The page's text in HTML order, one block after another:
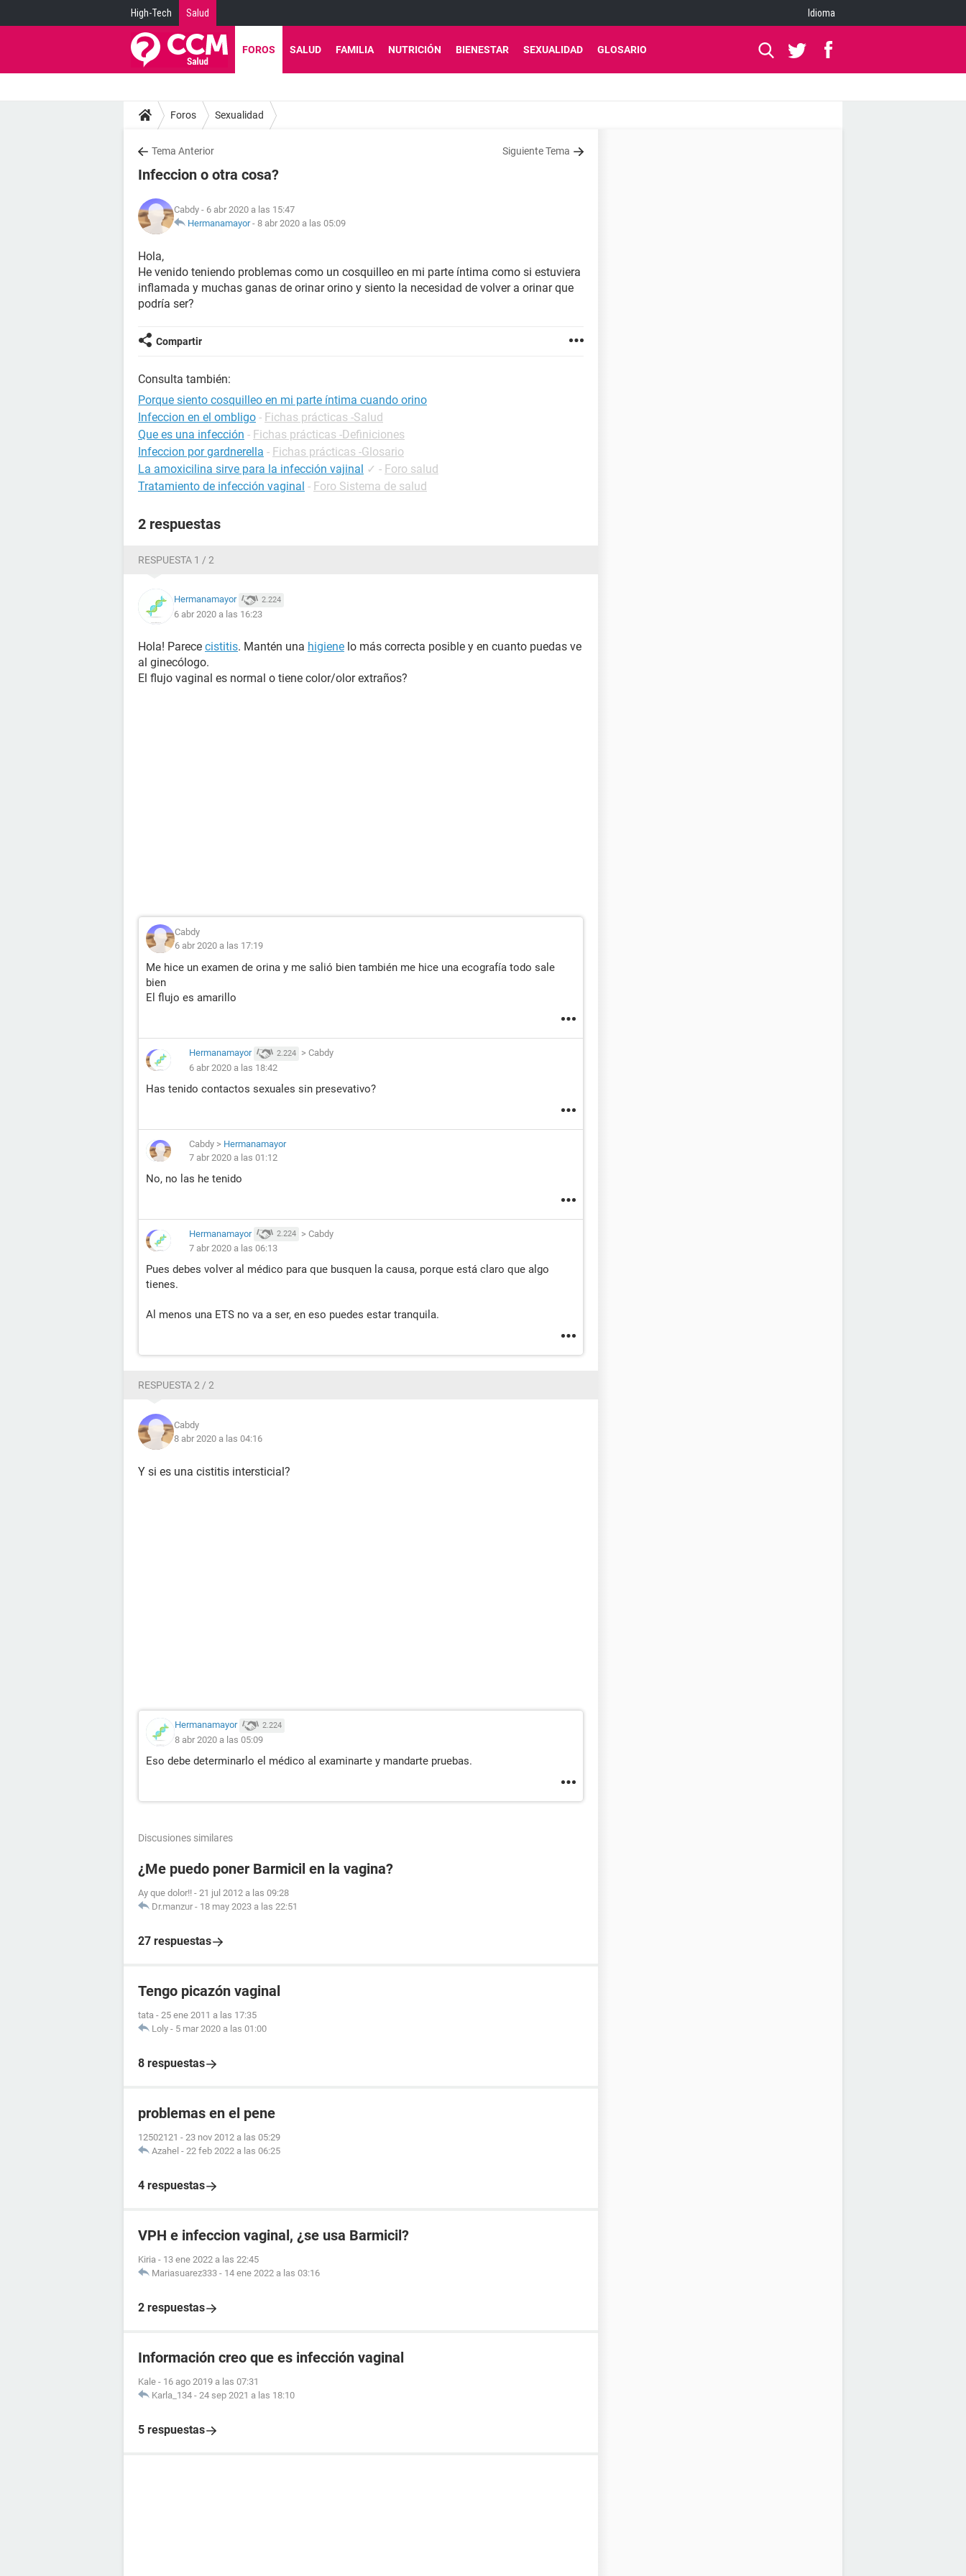
High-Tech Salud Idioma
FOROS SALUD FAMILIA NUTRICIÓN BIENESTAR SEXUALIDAD GLOSARIO
Foros Sexualidad
Tema Anterior Siguiente Tema
Infeccion o otra cosa?
Cabdy - 6 abr 2020 a las 15:47
Hermanamayor- 8 abr 2020 a las 05:09
Hola,
He venido teniendo problemas como un cosquilleo en mi parte íntima como si estuviera
inflamada y muchas ganas de orinar orino y siento la necesidad de volver a orinar que
podría ser?
Compartir
Consulta también:
Porque siento cosquilleo en mi parte íntima cuando orino
Infeccion en el ombligo - Fichas prácticas -Salud
Que es una infección - Fichas prácticas -Definiciones
Infeccion por gardnerella - Fichas prácticas -Glosario
La amoxicilina sirve para la infección vajinal ✓ - Foro salud
Tratamiento de infección vaginal - Foro Sistema de salud
2 respuestas
RESPUESTA 1 / 2
Hermanamayor 2.224
6 abr 2020 a las 16:23
Hola! Parece cistitis. Mantén una higiene lo más correcta posible y en cuanto puedas ve
al ginecólogo.
El flujo vaginal es normal o tiene color/olor extraños?
Cabdy
6 abr 2020 a las 17:19
Me hice un examen de orina y me salió bien también me hice una ecografía todo sale
bien
El flujo es amarillo
Hermanamayor 2.224 > Cabdy
6 abr 2020 a las 18:42
Has tenido contactos sexuales sin presevativo?
Cabdy > Hermanamayor
7 abr 2020 a las 01:12
No, no las he tenido
Hermanamayor 2.224 > Cabdy
7 abr 2020 a las 06:13
Pues debes volver al médico para que busquen la causa, porque está claro que algo
tienes.
Al menos una ETS no va a ser, en eso puedes estar tranquila.
RESPUESTA 2 / 2
Cabdy
8 abr 2020 a las 04:16
Y si es una cistitis intersticial?
Hermanamayor 2.224
8 abr 2020 a las 05:09
Eso debe determinarlo el médico al examinarte y mandarte pruebas.
Discusiones similares
¿Me puedo poner Barmicil en la vagina?
Ay que dolor!! - 21 jul 2012 a las 09:28
Dr.manzur - 18 may 2023 a las 22:51
27 respuestas
Tengo picazón vaginal
tata - 25 ene 2011 a las 17:35
Loly - 5 mar 2020 a las 01:00
8 respuestas
problemas en el pene
12502121 - 23 nov 2012 a las 05:29
Azahel - 22 feb 2022 a las 06:25
4 respuestas
VPH e infeccion vaginal, ¿se usa Barmicil?
Kiria - 13 ene 2022 a las 22:45
Mariasuarez333 - 14 ene 2022 a las 03:16
2 respuestas
Información creo que es infección vaginal
Kale - 16 ago 2019 a las 07:31
Karla_134 - 24 sep 2021 a las 18:10
5 respuestas